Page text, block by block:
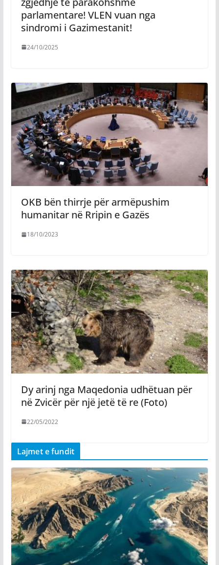
parlamentare! VLEN vuan nga
sindromi i Gazimestanit!
24/10/2025
OKB bën thirrje për armëpushim
humanitar në Rripin e Gazës
18/10/2023
Dy arinj nga Maqedonia udhëtuan për
në Zvicër për një jetë të re (Foto)
22/05/2022
Lajmet e fundit